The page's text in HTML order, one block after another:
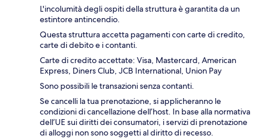
L'incolumità degli ospiti della struttura è garantita da un
estintore antincendio.
Questa struttura accetta pagamenti con carte di credito,
carte di debito e i contanti.
Carte di credito accettate: Visa, Mastercard, American
Express, Diners Club, JCB International, Union Pay
Sono possibili le transazioni senza contanti.
Se cancelli la tua prenotazione, si applicheranno le
condizioni di cancellazione dell’host. In base alla normativa
dell’UE sui diritti dei consumatori, i servizi di prenotazione
di alloggi non sono soggetti al diritto di recesso.